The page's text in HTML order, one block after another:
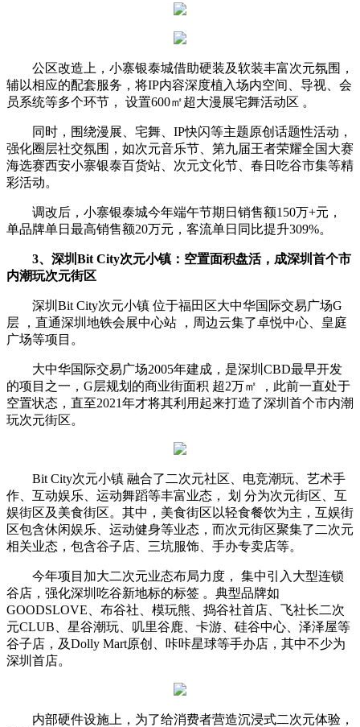
公区改造上，小寨银泰城借助硬装及软装丰富次元氛围，
辅以相应的配套服务，将IP内容深度植入场内空间、导视、会
员系统等多个环节， 设置600㎡超大漫展宅舞活动区 。
同时，围绕漫展、宅舞、IP快闪等主题原创话题性活动，
强化圈层社交氛围，如次元音乐节、第九届王者荣耀全国大赛
海选赛西安小寨银泰百货站、次元文化节、春日吃谷市集等精
彩活动。
调改后，小寨银泰城今年端午节期日销售额150万+元，
单品牌单日最高销售额20万元，客流单日同比提升309%。
3、深圳Bit City次元小镇： 空置面积盘活，成深圳首个市
内潮玩次元街区
深圳Bit City次元小镇 位于福田区大中华国际交易广场G
层 ，直通深圳地铁会展中心站 ，周边云集了卓悦中心、皇庭
广场等项目。
大中华国际交易广场2005年建成，是深圳CBD最早开发
的项目之一，G层规划的商业街面积 超2万㎡ ，此前一直处于
空置状态，直至2021年才将其利用起来打造了深圳首个市内潮
玩次元街区。
Bit City次元小镇 融合了二次元社区、电竞潮玩、艺术手
作、互动娱乐、运动舞蹈等丰富业态， 划 分为次元街区、互
娱街区及美食街区。其中，美食街区以轻食餐饮为主，互娱街
区包含休闲娱乐、运动健身等业态，而次元街区聚集了二次元
相关业态，包含谷子店、三坑服饰、手办专卖店等。
今年项目加大二次元业态布局力度， 集中引入大型连锁
谷店，强化深圳吃谷新地标的标签 。典型品牌如
GOODSLOVE、布谷社、模玩熊、捣谷社首店、飞社长二次
元CLUB、星谷潮玩、叽里谷鹿、卡游、硅谷中心、泽泽屋等
谷子店，及Dolly Mart原创、咔咔星球等手办店，其中不少为
深圳首店。
内部硬件设施上，为了给消费者营造沉浸式二次元体验，